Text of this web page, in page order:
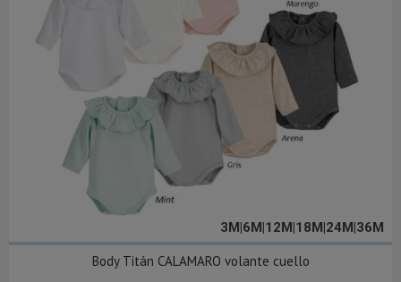
3M|6M|12M|18M|24M|36M
Body Titán CALAMARO volante cuello